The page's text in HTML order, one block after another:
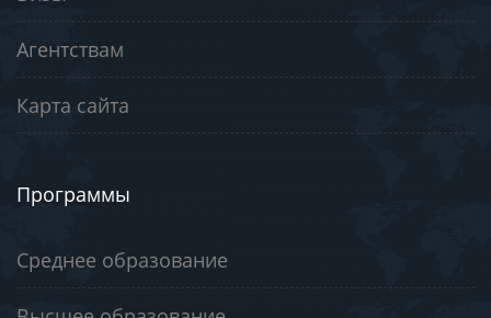
Агентствам
Карта сайта
Программы
Среднее образование